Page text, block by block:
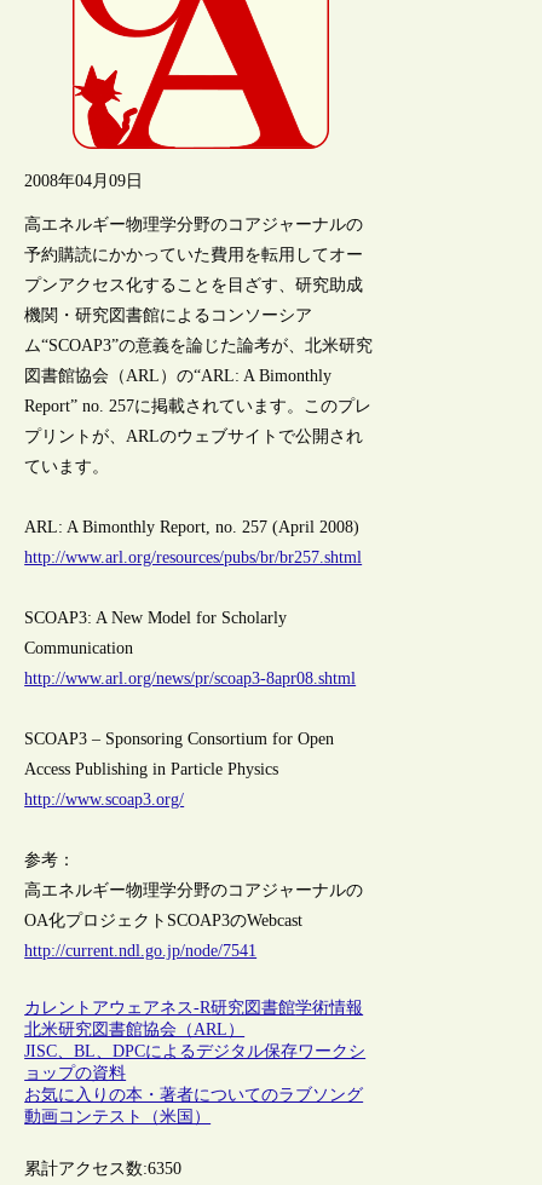
2008年04月09日
高エネルギー物理学分野のコアジャーナルの
予約購読にかかっていた費用を転用してオー
プンアクセス化することを目ざす、研究助成
機関・研究図書館によるコンソーシア
ム“SCOAP3”の意義を論じた論考が、北米研究
図書館協会（ARL）の“ARL: A Bimonthly
Report” no. 257に掲載されています。このプレ
プリントが、ARLのウェブサイトで公開され
ています。
ARL: A Bimonthly Report, no. 257 (April 2008)
http://www.arl.org/resources/pubs/br/br257.shtml
SCOAP3: A New Model for Scholarly
Communication
http://www.arl.org/news/pr/scoap3-8apr08.shtml
SCOAP3 – Sponsoring Consortium for Open
Access Publishing in Particle Physics
http://www.scoap3.org/
参考：
高エネルギー物理学分野のコアジャーナルの
OA化プロジェクトSCOAP3のWebcast
http://current.ndl.go.jp/node/7541
カレントアウェアネス-R研究図書館学術情報
北米研究図書館協会（ARL）
JISC、BL、DPCによるデジタル保存ワークシ
ョップの資料
お気に入りの本・著者についてのラブソング
動画コンテスト（米国）
累計アクセス数:6350